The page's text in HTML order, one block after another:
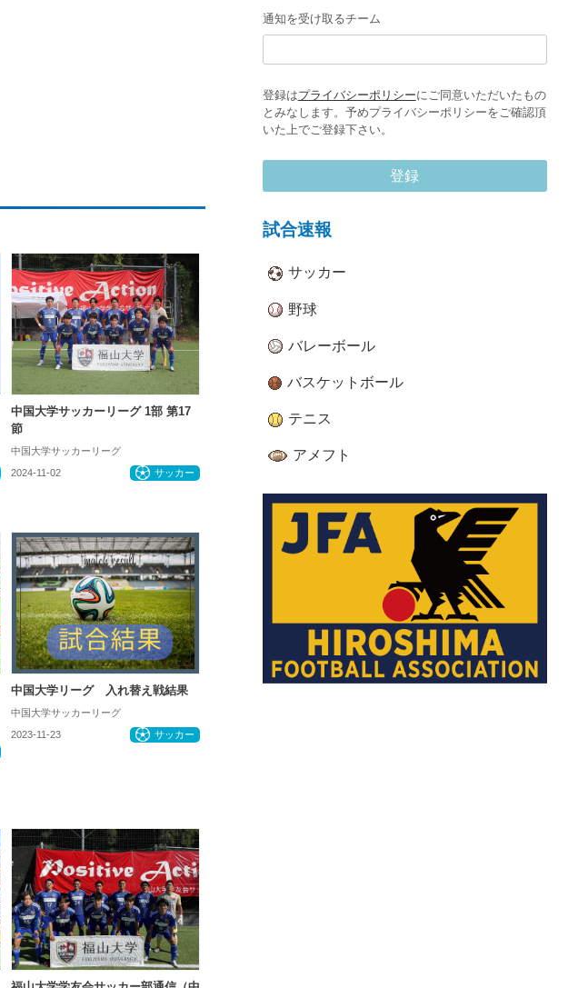
中国大学サッカーリーグ 1部 第17
節
中国大学サッカーリーグ
2024-11-02 サッカー
中国大学リーグ 入れ替え戦結果
中国大学サッカーリーグ
2023-11-23 サッカー
通知を受け取るチーム
登録はプライバシーポリシーにご同意いただいたもの
とみなします。予めプライバシーポリシーをご確認頂
いた上でご登録下さい。
登録
試合速報
サッカー
野球
バレーボール
バスケットボール
テニス
アメフト